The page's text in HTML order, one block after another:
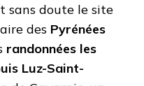
sans doute le site
des Pyrénées
randonnées les
Luz-Saint-